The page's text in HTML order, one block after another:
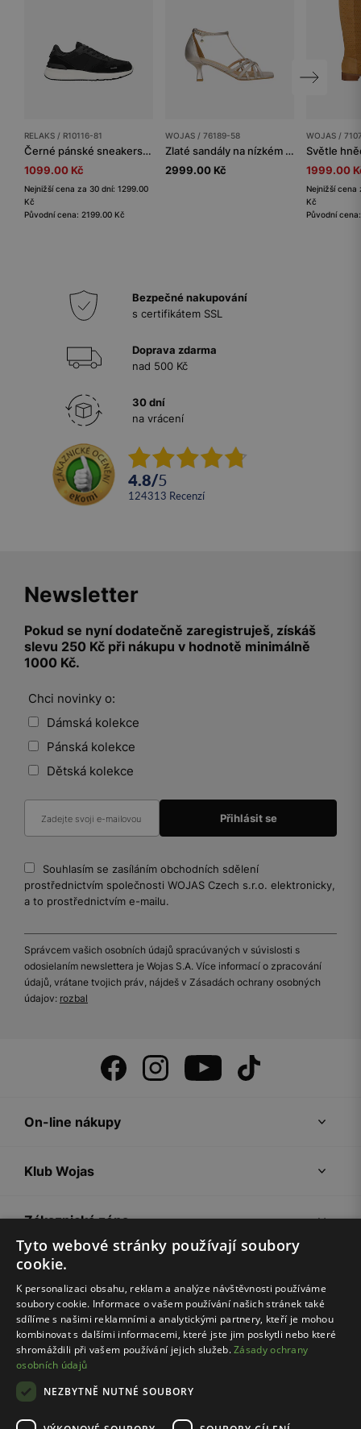
RELAKS / R10116-81
Černé pánské sneakers RELAKS na bílé podrážce
1099.00 Kč
Nejnižší cena za 30 dní: 1299.00
Kč
Původní cena: 2199.00 Kč
WOJAS / 76189-58
Zlaté sandály na nízkém podpatku s pleteným řemínkem
2999.00 Kč
WOJAS /
1999.00
Nejnižší cena
Kč
Původní
Bezpečné nakupování
s certifikátem SSL
Doprava zdarma
nad 500 Kč
30 dní
na vrácení
4.8/5
124313 recenzí
Newsletter
Pokud se nyní dodatečně zaregistruješ, získáš
slevu 250 Kč při nákupu v hodnotě minimálně
1000 Kč.
Chci novinky o:
Dámská kolekce
Pánská kolekce
Dětská kolekce
Souhlasím se zasíláním obchodních sdělení
prostřednictvím společnosti WOJAS Czech s.r.o. elektronicky,
a to prostřednictvím e-mailu.
Správcem vašich osobních údajů spracúvaných v súvislosti s
odosielaním newslettera je Wojas S.A. Více informací o zpracování
údajů, vrátane tvojich práv, nájdeš v Zásadách ochrany osobných
údajov: rozbal
On-line nákupy
Klub Wojas
Zákaznická zóna
Společnost Wojas
Rady
Tyto webové stránky používají soubory
cookie.
K personalizaci obsahu, reklam a analýze návštěvnosti používáme
soubory cookie. Informace o vašem používání našich stránek také
sdílíme s našimi reklamními a analytickými partnery, kteří je mohou
kombinovat s dalšími informacemi, které jste jim poskytli nebo které
shromáždili při vašem používání jejich služeb.Zásady ochrany
osobních údajů
NEZBYTNĚ NUTNÉ SOUBORY